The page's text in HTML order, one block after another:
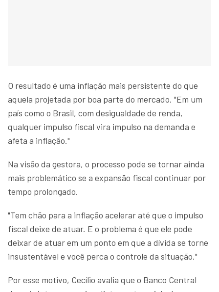
O resultado é uma inflação mais persistente do que
aquela projetada por boa parte do mercado. "Em um
país como o Brasil, com desigualdade de renda,
qualquer impulso fiscal vira impulso na demanda e
afeta a inflação."
Na visão da gestora, o processo pode se tornar ainda
mais problemático se a expansão fiscal continuar por
tempo prolongado.
"Tem chão para a inflação acelerar até que o impulso
fiscal deixe de atuar. E o problema é que ele pode
deixar de atuar em um ponto em que a dívida se torne
insustentável e você perca o controle da situação."
Por esse motivo, Cecílio avalia que o Banco Central